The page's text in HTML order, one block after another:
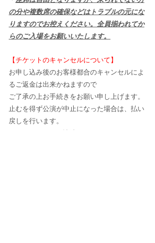
の分や複数席の確保などはトラブルの元にな
りますのでお控えください。全員揃われてか
らのご入場をお願いいたします。
【チケットのキャンセルについて】
お申し込み後のお客様都合のキャンセルによ
るご返金は出来かねますので
ご了承の上お手続きをお願い申し上げます。
止むを得ず公演が中止になった場合は、払い
戻しを行います。